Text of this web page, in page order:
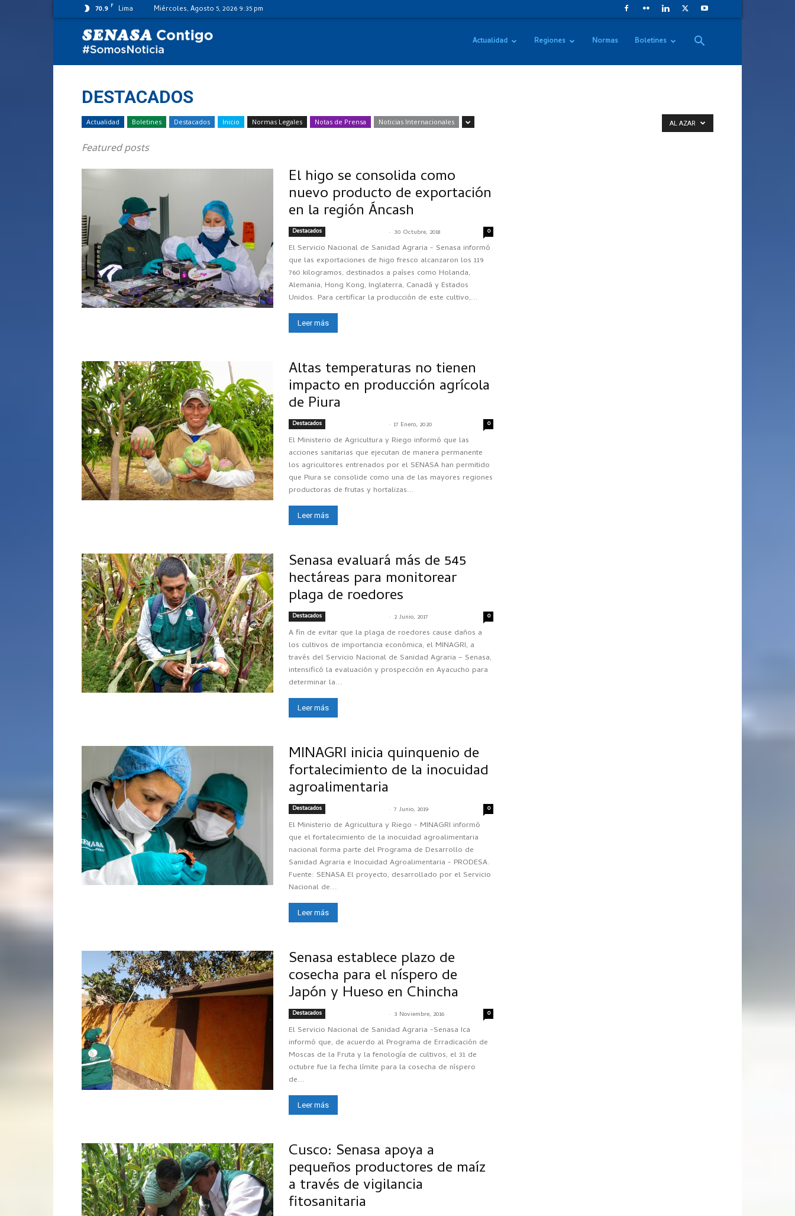
70.9 F Lima Miércoles, Agosto 5, 2026 9:35 pm
Actualidad Regiones Normas Boletines
DESTACADOS
Actualidad Boletines Destacados Inicio Normas Legales Notas de Prensa Noticias Internacionales
Featured posts
AL AZAR
El higo se consolida como
nuevo producto de exportación
en la región Áncash
Destacados - 30 Octubre, 2018 0
El Servicio Nacional de Sanidad Agraria - Senasa informó
que las exportaciones de higo fresco alcanzaron los 119
760 kilogramos, destinados a países como Holanda,
Alemania, Hong Kong, Inglaterra, Canadá y Estados
Unidos. Para certificar la producción de este cultivo,...
Leer más
Altas temperaturas no tienen
impacto en producción agrícola
de Piura
Destacados - 17 Enero, 2020 0
El Ministerio de Agricultura y Riego informó que las
acciones sanitarias que ejecutan de manera permanente
los agricultores entrenados por el SENASA han permitido
que Piura se consolide como una de las mayores regiones
productoras de frutas y hortalizas...
Leer más
Senasa evaluará más de 545
hectáreas para monitorear
plaga de roedores
Destacados - 2 Junio, 2017 0
A fin de evitar que la plaga de roedores cause daños a
los cultivos de importancia económica, el MINAGRI, a
través del Servicio Nacional de Sanidad Agraria – Senasa,
intensificó la evaluación y prospección en Ayacucho para
determinar la...
Leer más
MINAGRI inicia quinquenio de
fortalecimiento de la inocuidad
agroalimentaria
Destacados - 7 Junio, 2019 0
El Ministerio de Agricultura y Riego - MINAGRI informó
que el fortalecimiento de la inocuidad agroalimentaria
nacional forma parte del Programa de Desarrollo de
Sanidad Agraria e Inocuidad Agroalimentaria - PRODESA.
Fuente: SENASA El proyecto, desarrollado por el Servicio
Nacional de...
Leer más
Senasa establece plazo de
cosecha para el níspero de
Japón y Hueso en Chincha
Destacados - 3 Noviembre, 2016 0
El Servicio Nacional de Sanidad Agraria -Senasa Ica
informó que, de acuerdo al Programa de Erradicación de
Moscas de la Fruta y la fenología de cultivos, el 31 de
octubre fue la fecha límite para la cosecha de níspero
de...
Leer más
Cusco: Senasa apoya a
pequeños productores de maíz
a través de vigilancia
fitosanitaria